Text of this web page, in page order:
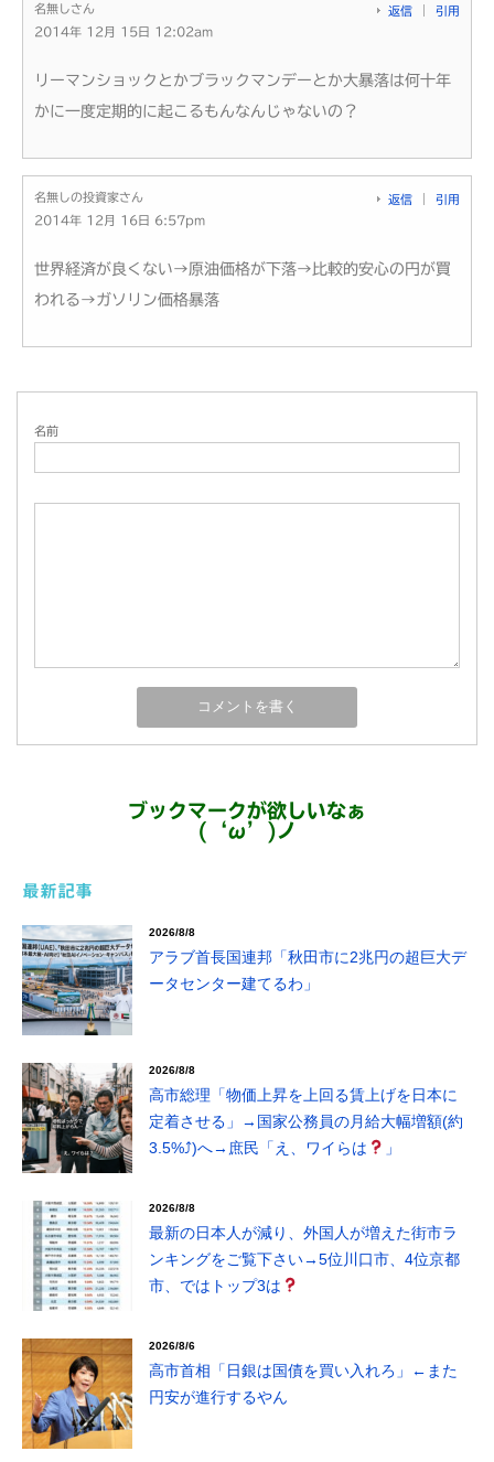
名無しさん
2014年 12月 15日 12:02am
返信 引用
リーマンショックとかブラックマンデーとか大暴落は何十年
かに一度定期的に起こるもんなんじゃないの？
名無しの投資家さん
2014年 12月 16日 6:57pm
返信 引用
世界経済が良くない→原油価格が下落→比較的安心の円が買
われる→ガソリン価格暴落
名前
ブックマークが欲しいなぁ
(‘ω’)ノ
最新記事
2026/8/8
アラブ首長国連邦「秋田市に2兆円の超巨大デ
ータセンター建てるわ」
2026/8/8
高市総理「物価上昇を上回る賃上げを日本に
定着させる」→国家公務員の月給大幅増額(約
3.5%⤴)へ→庶民「え、ワイらは
」
2026/8/8
最新の日本人が減り、外国人が増えた街市ラ
ンキングをご覧下さい→5位川口市、4位京都
市、ではトップ3は
2026/8/6
高市首相「日銀は国債を買い入れろ」←また
円安が進行するやん